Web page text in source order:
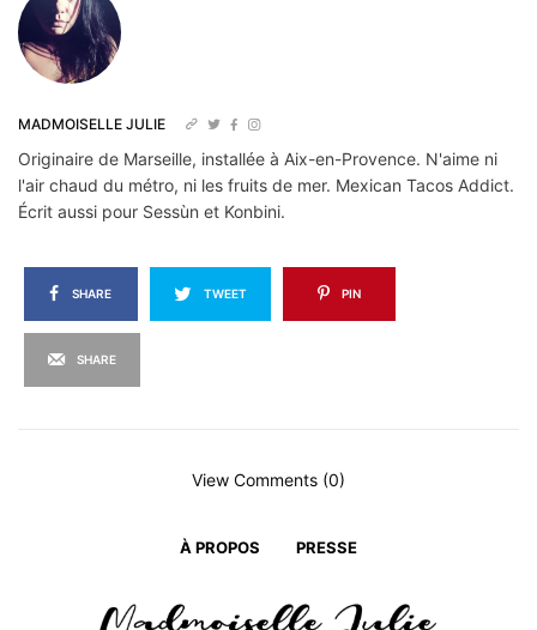
MADMOISELLE JULIE
Originaire de Marseille, installée à Aix-en-Provence. N'aime ni
l'air chaud du métro, ni les fruits de mer. Mexican Tacos Addict.
Écrit aussi pour Sessùn et Konbini.
SHARE TWEET PIN
SHARE
View Comments (0)
À PROPOS PRESSE